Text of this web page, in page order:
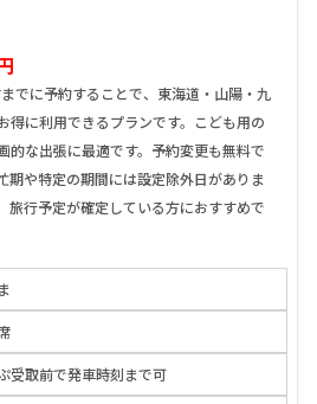
でに予約することで、東海道・山陽・九
得に利用できるプランです。こども用の
的な出張に最適です。予約変更も無料で
期や特定の期間には設定除外日がありま
旅行予定が確定している方におすすめで
受取前で発車時刻まで可